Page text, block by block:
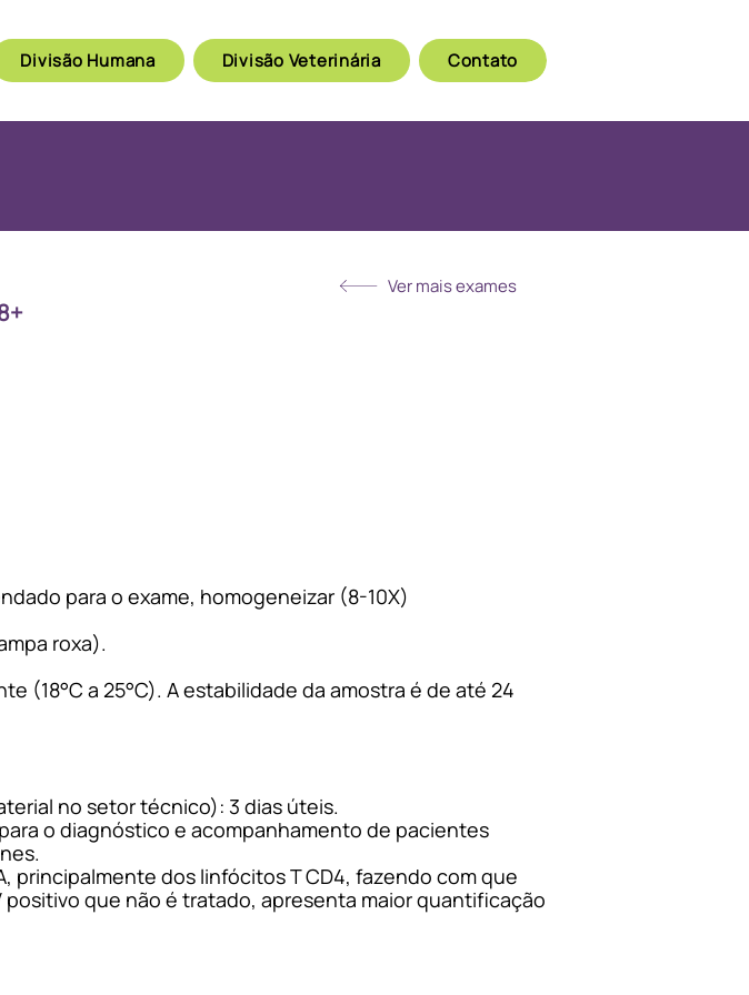
Divisão Humana Divisão Veterinária Contato
Ver mais exames
para o exame, homogeneizar (8-10X)
roxa).
(18°C a 25°C). A estabilidade da amostra é de até 24
no setor técnico): 3 dias úteis.
o diagnóstico e acompanhamento de pacientes
principalmente dos linfócitos T CD4, fazendo com que
que não é tratado, apresenta maior quantificação